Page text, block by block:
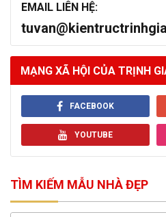
EMAIL LIÊN HỆ:
MẠNG XÃ HỘI CỦA TRỊNH
FACEBOOK
YOUTUBE
TÌM KIẾM MẪU NHÀ ĐẸP